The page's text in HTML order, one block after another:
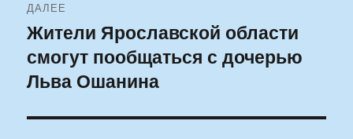
ДАЛЕЕ
Следующая
запись:
Жители Ярославской области
смогут пообщаться с дочерью
Льва Ошанина